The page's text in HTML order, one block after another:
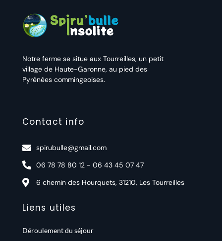
Notre ferme se situe aux Tourreilles, un petit
village de Haute-Garonne, au pied des
Pyrénées commingeoises.
Contact info
spirubulle@gmail.com
06 78 78 80 12 - 06 43 45 07 47
6 chemin des Hourquets, 31210, Les Tourreilles
Liens utiles
Déroulement du séjour